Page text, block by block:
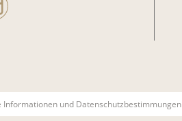
Informationen und Datenschutzbestimmungen